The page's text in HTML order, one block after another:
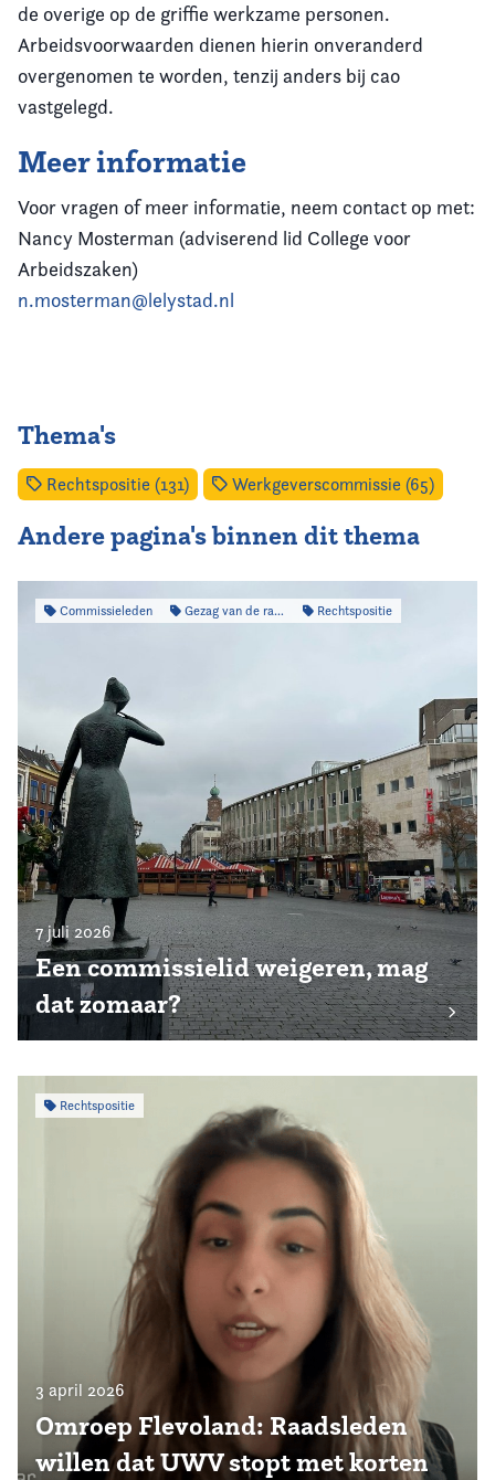
de overige op de griffie werkzame personen.
Arbeidsvoorwaarden dienen hierin onveranderd
overgenomen te worden, tenzij anders bij cao
vastgelegd.
Meer informatie
Voor vragen of meer informatie, neem contact op met:
Nancy Mosterman (adviserend lid College voor
Arbeidszaken)
n.mosterman@lelystad.nl
Thema's
Rechtspositie (131) Werkgeverscommissie (65)
Andere pagina's binnen dit thema
Commissieleden Gezag van de raad Rechtspositie
7 juli 2026
Een commissielid weigeren, mag
dat zomaar?
Rechtspositie
3 april 2026
Omroep Flevoland: Raadsleden
willen dat UWV stopt met korten